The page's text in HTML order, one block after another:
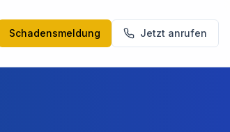
Schadensmeldung Jetzt anrufen